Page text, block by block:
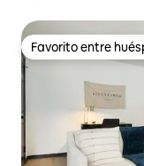
Favorito entre
Favorito entre